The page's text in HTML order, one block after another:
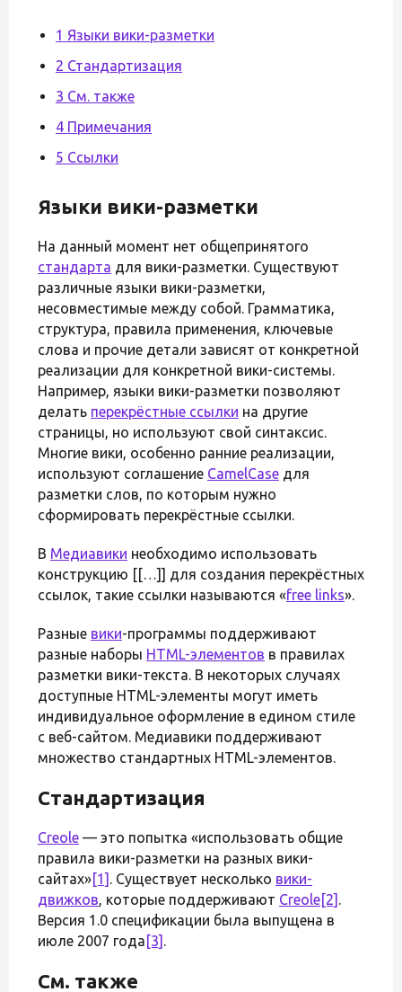
1 Языки вики-разметки
2 Стандартизация
3 См. также
4 Примечания
5 Ссылки
Языки вики-разметки
На данный момент нет общепринятого
стандарта для вики-разметки. Существуют
различные языки вики-разметки,
несовместимые между собой. Грамматика,
структура, правила применения, ключевые
слова и прочие детали зависят от конкретной
реализации для конкретной вики-системы.
Например, языки вики-разметки позволяют
делать перекрёстные ссылки на другие
страницы, но используют свой синтаксис.
Многие вики, особенно ранние реализации,
используют соглашение CamelCase для
разметки слов, по которым нужно
сформировать перекрёстные ссылки.
В Медиавики необходимо использовать
конструкцию [[…]] для создания перекрёстных
ссылок, такие ссылки называются «free links».
Разные вики-программы поддерживают
разные наборы HTML-элементов в правилах
разметки вики-текста. В некоторых случаях
доступные HTML-элементы могут иметь
индивидуальное оформление в едином стиле
с веб-сайтом. Медиавики поддерживают
множество стандартных HTML-элементов.
Стандартизация
Creole — это попытка «использовать общие
правила вики-разметки на разных вики-
сайтах»[1] . Существует несколько вики-
движков, которые поддерживают Creole[2] .
Версия 1.0 спецификации была выпущена в
июле 2007 года [3] .
См. также